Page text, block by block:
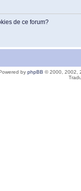
de ce forum?
by phpBB © 2000, 2002,